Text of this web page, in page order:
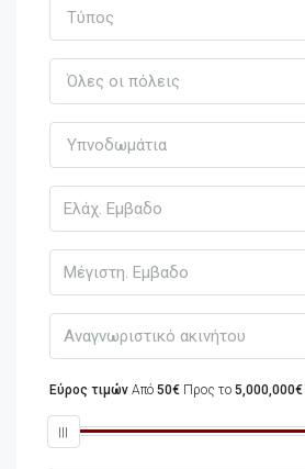
Τύπος
Όλες οι πόλεις
Υπνοδωμάτια
Εύρος τιμών Από 50€ Προς το 5,000,000€